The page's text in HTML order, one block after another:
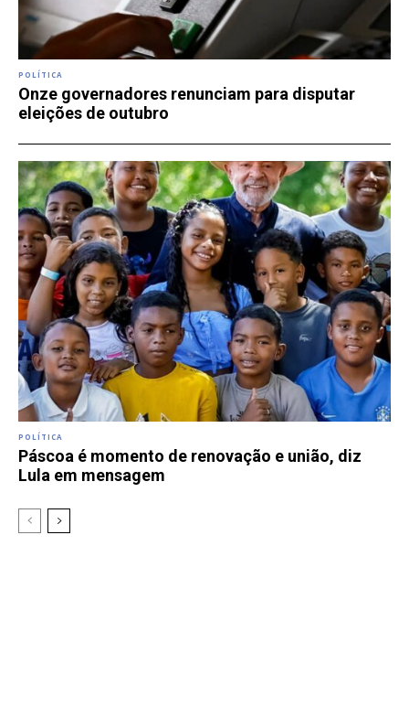
POLÍTICA
Onze governadores renunciam para disputar
eleições de outubro
POLÍTICA
Páscoa é momento de renovação e união, diz
Lula em mensagem